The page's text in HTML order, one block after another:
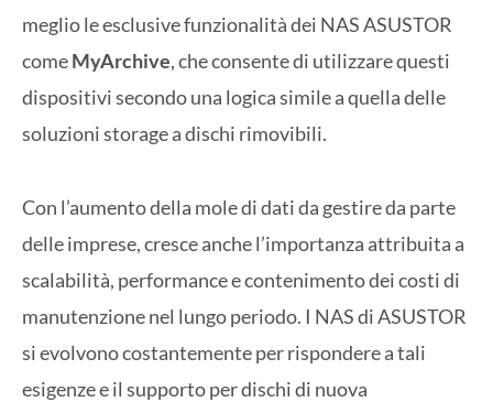
meglio le esclusive funzionalità dei NAS ASUSTOR
comeMyArchive, che consente di utilizzare questi
dispositivi secondo una logica simile a quella delle
soluzioni storage a dischi rimovibili.
Con l’aumento della mole di dati da gestire da parte
delle imprese, cresce anche l’importanza attribuita a
scalabilità, performance e contenimento dei costi di
manutenzione nel lungo periodo. I NAS di ASUSTOR
si evolvono costantemente per rispondere a tali
esigenze e il supporto per dischi di nuova